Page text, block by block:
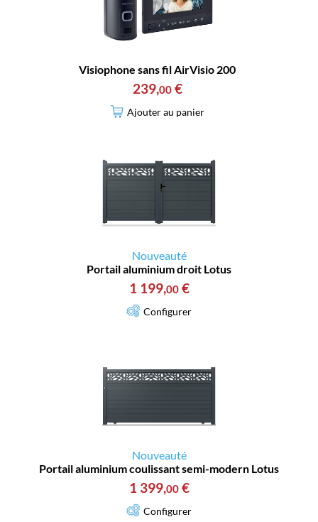
Visiophone sans fil AirVisio 200
239,00 €
Ajouter au panier
Nouveauté
Portail aluminium droit Lotus
1 199,00 €
Configurer
Nouveauté
Portail aluminium coulissant semi-modern Lotus
1 399,00 €
Configurer